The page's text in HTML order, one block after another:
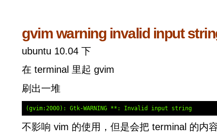
gvim warning invalid input
ubuntu 10.04 下
在 terminal 里起 gvim
刷出一堆
(gvim:2000): Gtk-WARNING **: Invalid input string
不影响 vim 的使用，但是会把 terminal 的内